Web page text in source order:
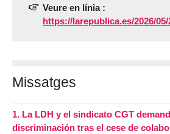
Veure en línia :
https://larepublica.es/2026/05/
Missatges
1. La LDH y el sindicato CGT
discriminación tras el cese de